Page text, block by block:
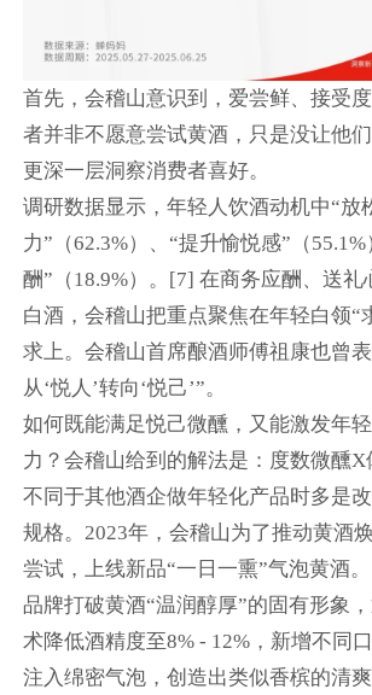
首先，会稽山意识到，爱尝鲜、接受
者并非不愿意尝试黄酒，只是没让他
更深一层洞察消费者喜好。
调研数据显示，年轻人饮酒动机中“放
力”（62.3%）、“提升愉悦感”（
酬”（18.9%）。[7] 在商务应酬、送礼
白酒，会稽山把重点聚焦在年轻白领“
求上。会稽山首席酿酒师傅祖康也曾
从‘悦人’转向‘悦己’”。
如何既能满足悦己微醺，又能激发年
力？会稽山给到的解法是：度数微醺X
不同于其他酒企做年轻化产品时多是
规格。2023年，会稽山为了推动黄酒
尝试，上线新品“一日一熏”气泡黄酒。
品牌打破黄酒“温润醇厚”的固有形象
术降低酒精度至8% - 12%，新增不同
注入绵密气泡，创造出类似香槟的清